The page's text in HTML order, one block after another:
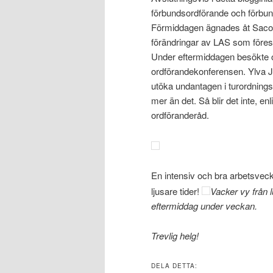
förbundsordförande och
Förmiddagen ägnades åt
förändringar av LAS som
Under eftermiddagen
ordförandekonferensen. Ylva
utöka undantagen i
mer än det. Så blir det inte,
ordföranderåd.
En intensiv och bra
ljusare tider!
Vacker vy från
eftermiddag under veckan.
Trevlig helg!
DELA DETTA: